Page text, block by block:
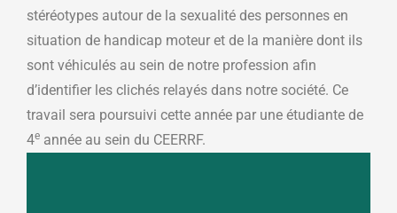
stéréotypes autour de la sexualité des personnes en
situation de handicap moteur et de la manière dont ils
sont véhiculés au sein de notre profession afin
d’identifier les clichés relayés dans notre société. Ce
travail sera poursuivi cette année par une étudiante de
4e année au sein du CEERRF.